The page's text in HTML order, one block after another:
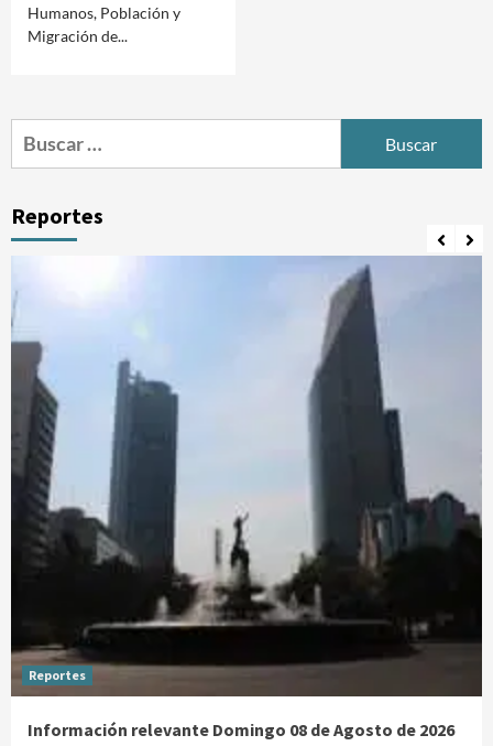
Humanos, Población y
Migración de...
Buscar:
Reportes
Reportes
Información relevante Domingo 08 de Agosto de 2026